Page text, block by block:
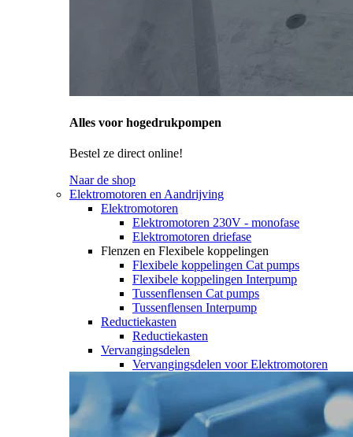
Alles voor hogedrukpompen
Bestel ze direct online!
Naar de shop
Elektromotoren en Aandrijving
Elektromotoren
Elektromotoren 230V - monofase
Elektromotoren driefase
Flenzen en Flexibele koppelingen
Flexibele koppelingen Cat pumps
Flexibele koppelingen Interpump
Tussenflensen Cat pumps
Tussenflensen Interpump
Reductiekasten
Reductiekasten
Vervangingsdelen
Vervangingsdelen voor Elektromotoren